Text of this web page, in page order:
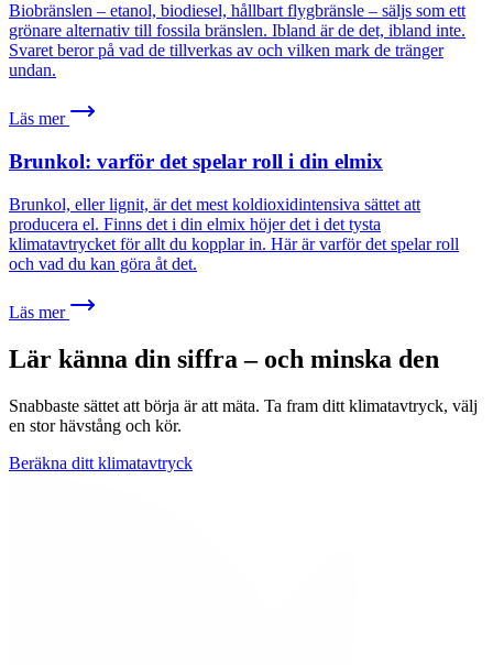
Biobränslen – etanol, biodiesel, hållbart flygbränsle – säljs som ett
grönare alternativ till fossila bränslen. Ibland är de det, ibland inte.
Svaret beror på vad de tillverkas av och vilken mark de tränger
undan.
Läs mer
Brunkol: varför det spelar roll i din elmix
Brunkol, eller lignit, är det mest koldioxidintensiva sättet att
producera el. Finns det i din elmix höjer det i det tysta
klimatavtrycket för allt du kopplar in. Här är varför det spelar roll
och vad du kan göra åt det.
Läs mer
Lär känna din siffra – och minska den
Snabbaste sättet att börja är att mäta. Ta fram ditt klimatavtryck, välj
en stor hävstång och kör.
Beräkna ditt klimatavtryck